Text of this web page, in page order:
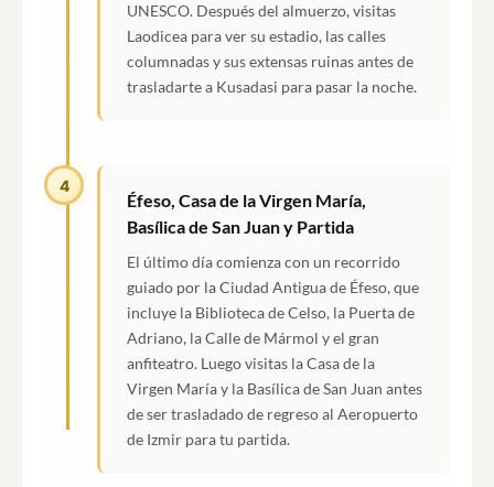
UNESCO. Después del almuerzo, visitas
Laodicea para ver su estadio, las calles
columnadas y sus extensas ruinas antes de
trasladarte a Kusadasi para pasar la noche.
4
Éfeso, Casa de la Virgen María,
Basílica de San Juan y Partida
El último día comienza con un recorrido
guiado por la Ciudad Antigua de Éfeso, que
incluye la Biblioteca de Celso, la Puerta de
Adriano, la Calle de Mármol y el gran
anfiteatro. Luego visitas la Casa de la
Virgen María y la Basílica de San Juan antes
de ser trasladado de regreso al Aeropuerto
de Izmir para tu partida.